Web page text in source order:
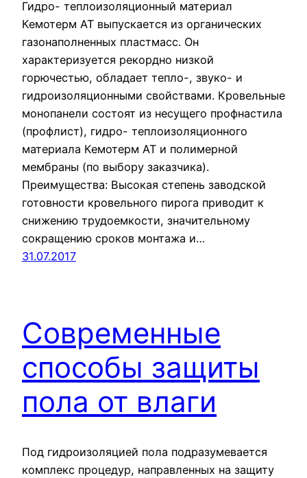
Гидро- теплоизоляционный материал
Кемотерм АТ выпускается из органических
газонаполненных пластмасс. Он
характеризуется рекордно низкой
горючестью, обладает тепло-, звуко- и
гидроизоляционными свойствами. Кровельные
монопанели состоят из несущего профнастила
(профлист), гидро- теплоизоляционного
материала Кемотерм АТ и полимерной
мембраны (по выбору заказчика).
Преимущества: Высокая степень заводской
готовности кровельного пирога приводит к
снижению трудоемкости, значительному
сокращению сроков монтажа и…
31.07.2017
Современные
способы защиты
пола от влаги
Под гидроизоляцией пола подразумевается
комплекс процедур, направленных на защиту